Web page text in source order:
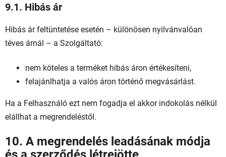
9.1. Hibás ár
Hibás ár feltüntetése esetén – különösen nyilvánvalóan
téves árnál – a Szolgáltató:
nem köteles a terméket hibás áron értékesíteni,
felajánlhatja a valós áron történő megvásárlást.
Ha a Felhasználó ezt nem fogadja el akkor indokolás nélkül
elállhat a megrendeléstől.
10. A megrendelés leadásának módja